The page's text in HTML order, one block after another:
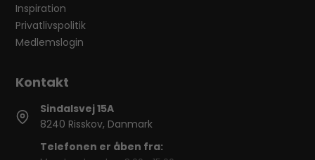
Inspiration
Privatlivspolitik
Medlemslogin
Sindalsvej 15A
8240 Risskov, Danmark
Telefonen er åben fra: